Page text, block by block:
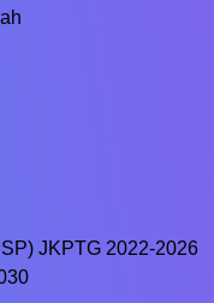
JKPTG 2022-2026